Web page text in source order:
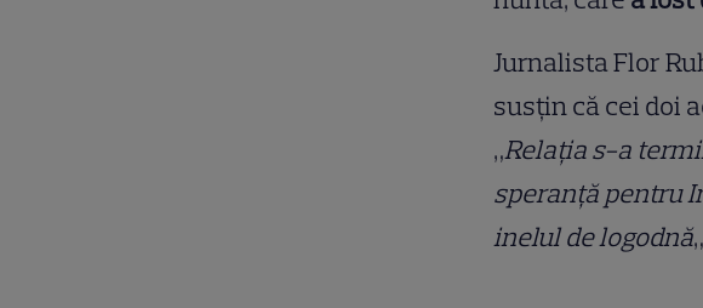
Jurnalista Flor
susțin că cei doi
„Relația s-a
speranță pentru
inelul de logodnă